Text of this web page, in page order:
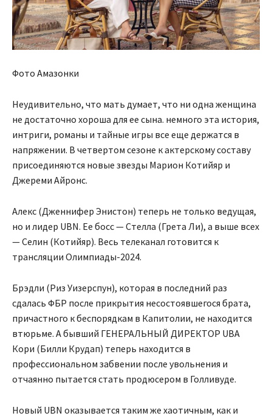
Фото Амазонки
Неудивительно, что мать думает, что ни одна женщина
не достаточно хороша для ее сына. немного эта история,
интриги, романы и тайные игры все еще держатся в
напряжении. В четвертом сезоне к актерскому составу
присоединяются новые звезды Марион Котийяр и
Джереми Айронс.
Алекс (Дженнифер Энистон) теперь не только ведущая,
но и лидер UBN. Ее босс — Стелла (Грета Ли), а выше всех
— Селин (Котийяр). Весь телеканал готовится к
трансляции Олимпиады-2024.
Брэдли (Риз Уизерспун), которая в последний раз
сдалась ФБР после прикрытия несостоявшегося брата,
причастного к беспорядкам в Капитолии, не находится
втюрьме. А бывший ГЕНЕРАЛЬНЫЙ ДИРЕКТОР UBA
Кори (Билли Крудап) теперь находится в
профессиональном забвении после увольнения и
отчаянно пытается стать продюсером в Голливуде.
Новый UBN оказывается таким же хаотичным, как и